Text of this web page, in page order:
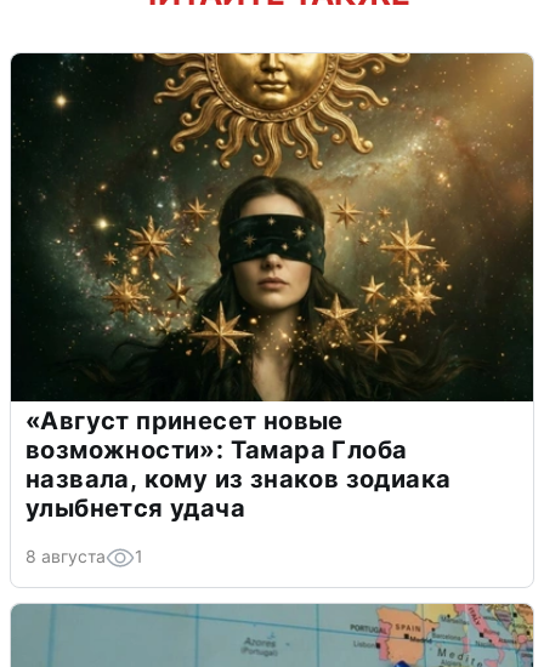
«Август принесет новые
возможности»: Тамара Глоба
назвала, кому из знаков зодиака
улыбнется удача
8 августа 1